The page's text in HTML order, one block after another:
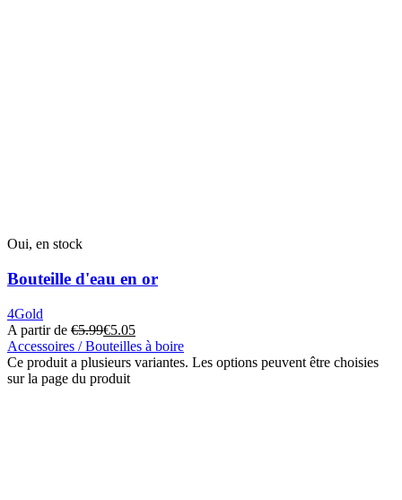
Oui, en stock
Bouteille d'eau en or
4Gold
A partir de €5.99€5.05
Accessoires / Bouteilles à boire
Ce produit a plusieurs variantes. Les options peuvent être choisies
sur la page du produit